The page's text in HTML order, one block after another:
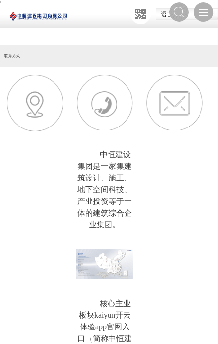
>
语言选择
联系方式
中恒建设
集团是一家集建
筑设计、施工、
地下空间科技、
产业投资等于一
体的建筑综合企
业集团。
核心主业
板块kaiyun开云
体验app官网入
口（简称中恒建